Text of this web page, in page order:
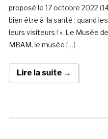
proposé le 17 octobre 2022
bien être à la santé : quand
leurs visiteurs ! ». Le Musée
MBAM, le musée […]
Lire la suite →